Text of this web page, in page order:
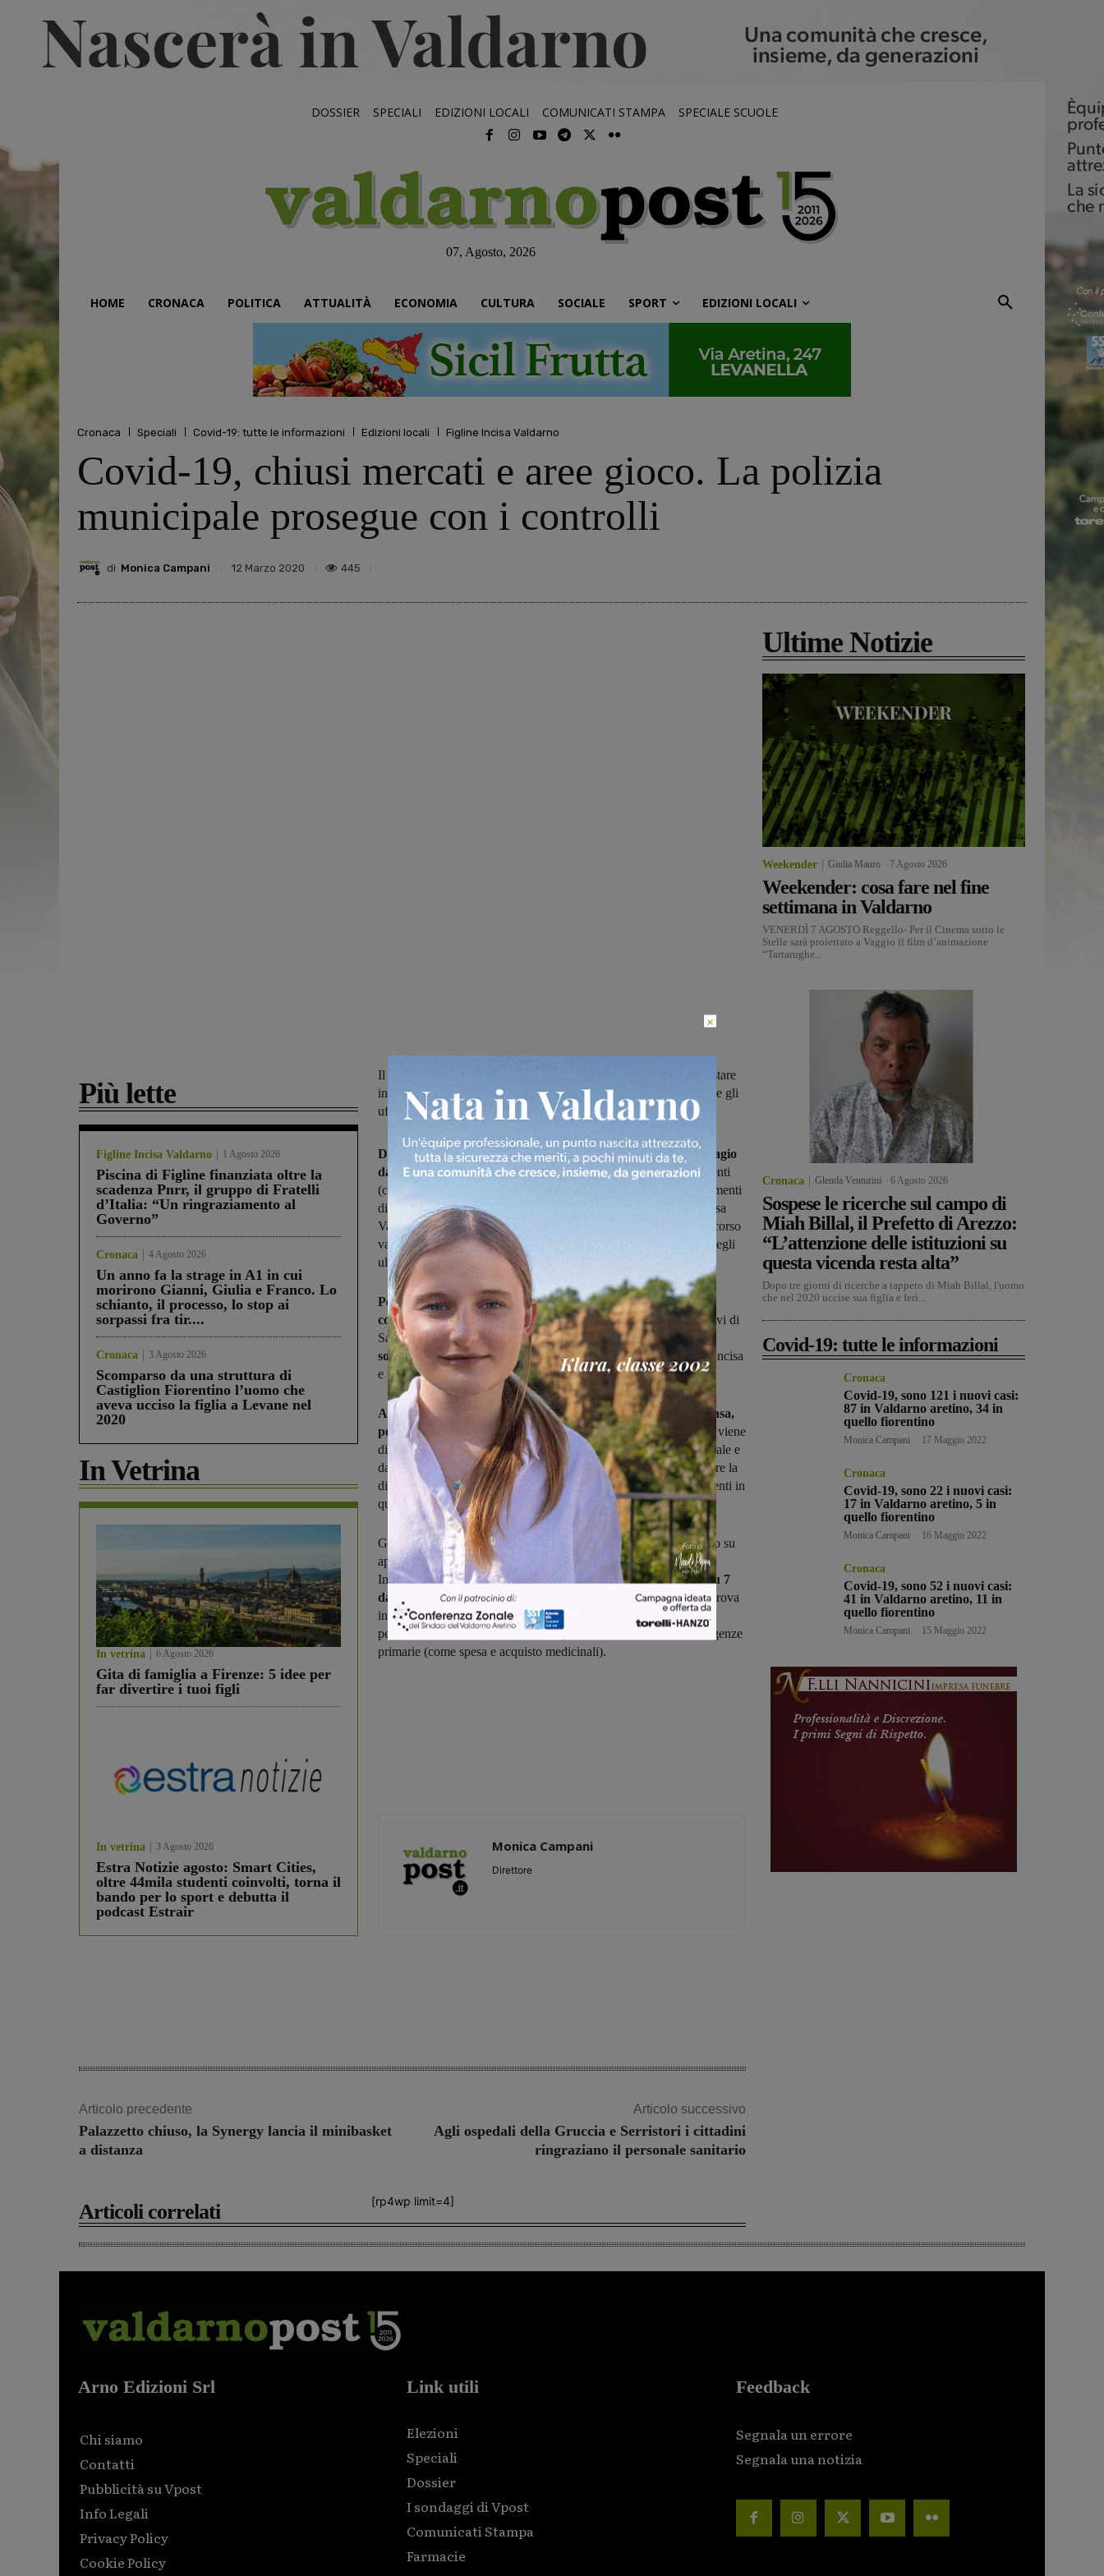
DOSSIER SPECIALI EDIZIONI LOCALI COMUNICATI STAMPA SPECIALE SCUOLE
07, Agosto, 2026
HOME CRONACA POLITICA ATTUALITÀ ECONOMIA CULTURA SOCIALE SPORT EDIZIONI LOCALI
Cronaca Speciali Covid-19: tutte le informazioni Edizioni locali Figline Incisa Valdarno
Covid-19, chiusi mercati e aree gioco. La polizia
municipale prosegue con i controlli
di Monica Campani 12 Marzo 2020 445
Più lette
Figline Incisa Valdarno 1 Agosto 2026
Piscina di Figline finanziata oltre la
scadenza Pnrr, il gruppo di Fratelli
d’Italia: “Un ringraziamento al
Governo”
Cronaca 4 Agosto 2026
Un anno fa la strage in A1 in cui
morirono Gianni, Giulia e Franco. Lo
schianto, il processo, lo stop ai
sorpassi fra tir....
Cronaca 3 Agosto 2026
Scomparso da una struttura di
Castiglion Fiorentino l’uomo che
aveva ucciso la figlia a Levane nel
2020
In Vetrina
In vetrina 6 Agosto 2026
Gita di famiglia a Firenze: 5 idee per
far divertire i tuoi figli
In vetrina 3 Agosto 2026
Estra Notizie agosto: Smart Cities,
oltre 44mila studenti coinvolti, torna il
bando per lo sport e debutta il
podcast Estrair
Il Comune ribadisce, anche tramite altoparlante, la necessità di restare
in casa ed evitare gli spostamenti. Ecco i numeri utili per contattare gli
uffici
Dopo le ultime disposizioni del Governo per contenere il contagio
da Coronavirus,che prevedono l’obbligo di evitare gli spostamenti
(consentiti solo per valide e dimostrabili necessità) e gli assembramenti
di persone anche all'aperto, la Polizia Municipale di Figline e Incisa
Valdarno sta proseguendo i controlli sul territorio. Sono infatti in corso
vari sopralluoghi in aree che sono state particolarmente affollate negli
ultimi giorni, come gli argini dell’Arno.
Per la stessa ragione, quindi, sono state chiuse le aree gioco
comunali,così come avvenuto nei giorni scorsi per i campi sportivi di
San Biagio, Matassino e Cavicchi. Inoltre, fino al 25 marzo, sono
sospesi anche i mercati
(banchi alimentari compresi) di Figline, Incisa
e Matassino.
Anche il Comune di Figline Incisa raccomanda di restare a casa,
per ridurre al minimo il rischio di contagio.Questo messaggio viene
diffuso quotidianamente tramite altoparlante dalla Polizia municipale e
dalla Croce Rossa di Incisa, che raccomandano anche di mantenere la
distanza interpersonale di almeno 1 metro e di evitare assembramenti in
qualsiasi circostanza.
Gli uffici comunali di Figline e Incisa Valdarno, poi, ricevono solo su
appuntamento. Ricordiamo, infine, che il Comune di Figline e
Incisaha attivato il numero 055.9125800, operativo 7 giorni su 7
dalle 9.00 alle 18.00per rispondere alle prime necessità di chi si trova
in isolamento disposto dalla Ausl, anziani, disabili e tutte quelle
persone che non hanno familiari in grado di soddisfare le loro esigenze
primarie (come spesa e acquisto medicinali).
Monica Campani
Direttore
Articolo precedente
Palazzetto chiuso, la Synergy lancia il minibasket
a distanza
Articolo successivo
Agli ospedali della Gruccia e Serristori i cittadini
ringraziano il personale sanitario
[rp4wp limit=4]
Articoli correlati
Ultime Notizie
Weekender Giulia Mauro 7 Agosto 2026
Weekender: cosa fare nel fine
settimana in Valdarno
VENERDÌ 7 AGOSTO Reggello- Per il Cinema sotto le
Stelle sarà proiettato a Vaggio il film d’animazione
“Tartarughe...
Cronaca Glenda Venturini 6 Agosto 2026
Sospese le ricerche sul campo di
Miah Billal, il Prefetto di Arezzo:
“L’attenzione delle istituzioni su
questa vicenda resta alta”
Dopo tre giorni di ricerche a tappeto di Miah Billal, l'uomo
che nel 2020 uccise sua figlia e ferì...
Covid-19: tutte le informazioni
Cronaca
Covid-19, sono 121 i nuovi casi:
87 in Valdarno aretino, 34 in
quello fiorentino
Monica Campani 17 Maggio 2022
Cronaca
Covid-19, sono 22 i nuovi casi:
17 in Valdarno aretino, 5 in
quello fiorentino
Monica Campani 16 Maggio 2022
Cronaca
Covid-19, sono 52 i nuovi casi:
41 in Valdarno aretino, 11 in
quello fiorentino
Monica Campani 15 Maggio 2022
Arno Edizioni Srl
Chi siamo
Contatti
Pubblicità su Vpost
Info Legali
Privacy Policy
Cookie Policy
Link utili
Elezioni
Speciali
Dossier
I sondaggi di Vpost
Comunicati Stampa
Farmacie
Feedback
Segnala un errore
Segnala una notizia
×